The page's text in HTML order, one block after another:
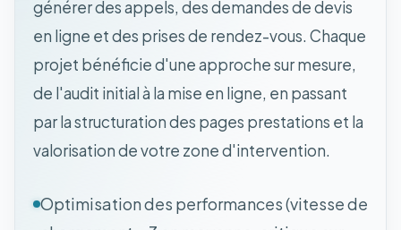
générer des appels, des demandes de devis
en ligne et des prises de rendez-vous. Chaque
projet bénéficie d'une approche sur mesure,
de l'audit initial à la mise en ligne, en passant
par la structuration des pages prestations et la
valorisation de votre zone d'intervention.
Optimisation des performances (vitesse de